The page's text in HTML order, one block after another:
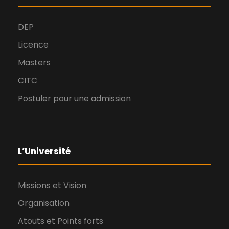
DEP
Licence
Masters
CITC
Postuler pour une admission
L’Université
Missions et Vision
Organisation
Atouts et Points forts